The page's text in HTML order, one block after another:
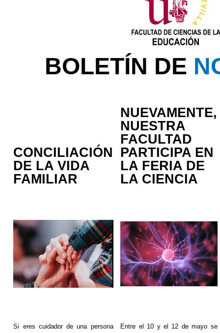
BOLETÍN DE
CONCILIACIÓN
DE LA VIDA
FAMILIAR
NUEVAMENTE,
NUESTRA
FACULTAD
PARTICIPA EN
LA FERIA DE
LA CIENCIA
Si eres cuidador de una persona
Entre el 10 y el 12 de mayo se